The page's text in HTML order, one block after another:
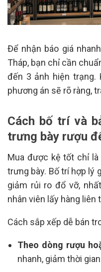
Để nhận báo giá
Tháp, bạn chỉ cần
đến 3 ảnh hiện trạng.
phương án sẽ rõ ràng,
Cách bố trí và
trưng bày rượu
Mua được kệ tốt chỉ
trưng bày. Bố trí hợp lý
giảm rủi ro đổ vỡ,
nhân viên lấy hàng liên
Cách sắp xếp dễ bán
Theo dòng rượu
nhanh, giảm thời